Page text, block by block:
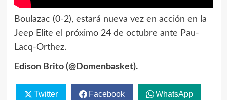
Boulazac (0-2), estará nueva vez en acción en la
Jeep Elite el próximo 24 de octubre ante Pau-
Lacq-Orthez.
Edison Brito (@Domenbasket).
Twitter Facebook WhatsApp